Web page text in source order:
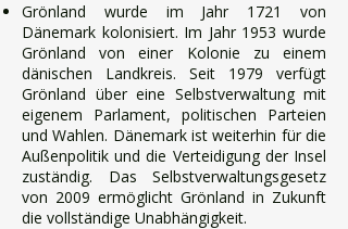
Grönland wurde im Jahr 1721 von
Dänemark kolonisiert. Im Jahr 1953 wurde
Grönland von einer Kolonie zu einem
dänischen Landkreis. Seit 1979 verfügt
Grönland über eine Selbstverwaltung mit
eigenem Parlament, politischen Parteien
und Wahlen. Dänemark ist weiterhin für die
Außenpolitik und die Verteidigung der Insel
zuständig. Das Selbstverwaltungsgesetz
von 2009 ermöglicht Grönland in Zukunft
die vollständige Unabhängigkeit.